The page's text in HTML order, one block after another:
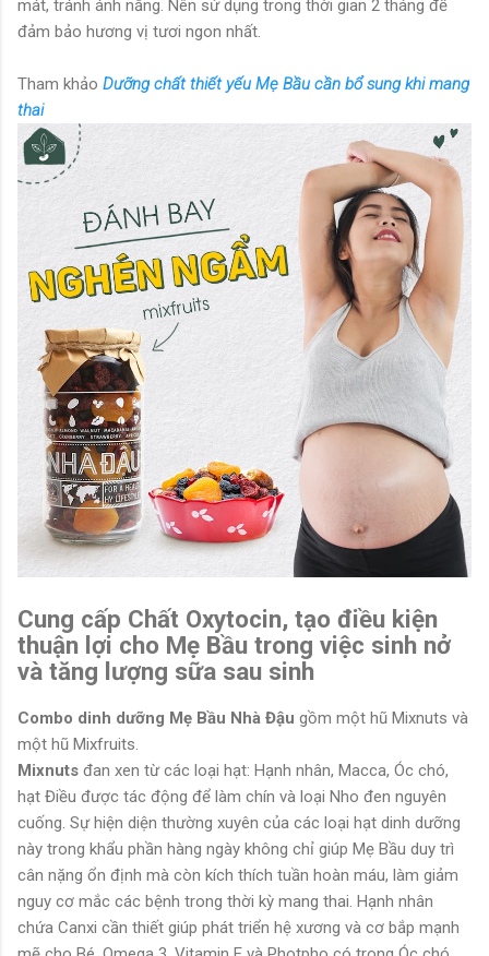
mát, tránh ánh nắng. Nên sử dụng trong thời gian 2 tháng để
đảm bảo hương vị tươi ngon nhất.
Tham khảo Dưỡng chất thiết yếu Mẹ Bầu cần bổ sung khi mang
thai
Cung cấp Chất Oxytocin, tạo điều kiện
thuận lợi cho Mẹ Bầu trong việc sinh nở
và tăng lượng sữa sau sinh
Combo dinh dưỡng Mẹ Bầu Nhà Đậu gồm một hũ Mixnuts và
một hũ Mixfruits.
Mixnuts đan xen từ các loại hạt: Hạnh nhân, Macca, Óc chó,
hạt Điều được tác động để làm chín và loại Nho đen nguyên
cuống. Sự hiện diện thường xuyên của các loại hạt dinh dưỡng
này trong khẩu phần hàng ngày không chỉ giúp Mẹ Bầu duy trì
cân nặng ổn định mà còn kích thích tuần hoàn máu, làm giảm
nguy cơ mắc các bệnh trong thời kỳ mang thai. Hạnh nhân
chứa Canxi cần thiết giúp phát triển hệ xương và cơ bắp mạnh